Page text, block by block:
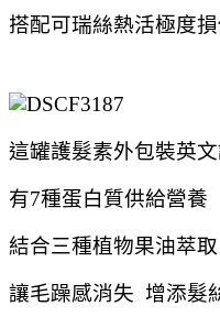
搭配可瑞絲熱活極度
這罐護髮素外包裝英
有7種蛋白質供給營養
結合三種植物果油萃取
讓毛躁感消失 增添髮